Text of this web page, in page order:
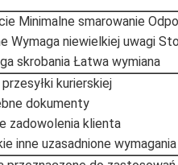
Minimalne smarowanie
Wymaga niewielkiej uwagi
skrobania Łatwa wymiana
kurierskiej
dokumenty
zadowolenia klienta
inne uzasadnione